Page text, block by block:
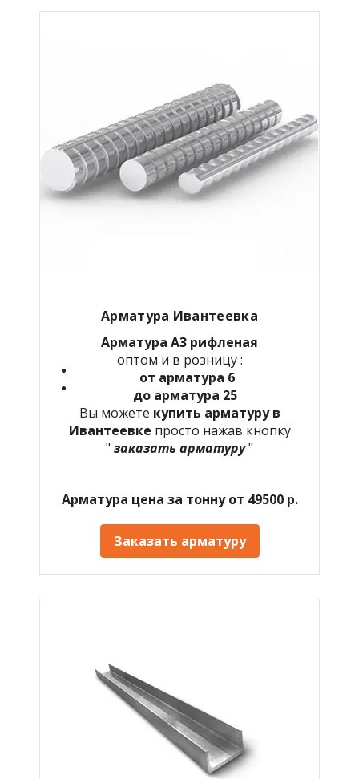
Арматура Ивантеевка
Арматура А3 рифленая
оптом и в розницу :
от арматура 6
до арматура 25
Вы можете купить арматуру в
Ивантеевке просто нажав кнопку
" заказать арматуру"
Арматура цена за тонну от 49500 р.
Заказать арматуру